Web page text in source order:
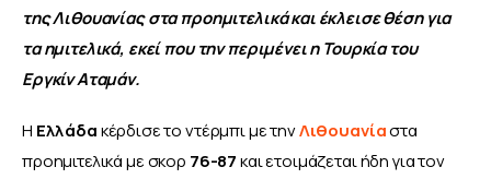
της Λιθουανίας στα προημιτελικά και έκλεισε θέση για
τα ημιτελικά, εκεί που την περιμένει η Τουρκία του
Εργκίν Αταμάν.
Η Ελλάδα κέρδισε το ντέρμπι με τηνΛιθουανίαστα
προημιτελικά με σκορ 76-87 και ετοιμάζεται ήδη για τον